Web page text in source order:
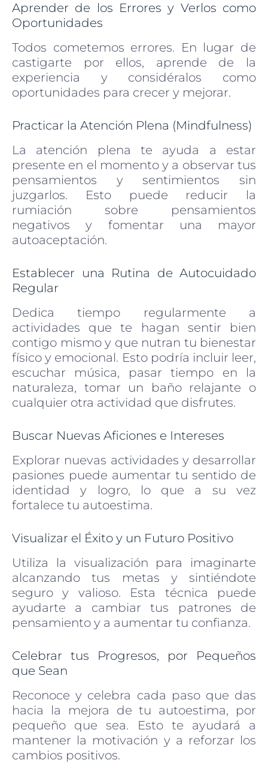
Aprender de los Errores y Verlos como
Oportunidades
Todos cometemos errores. En lugar de
castigarte por ellos, aprende de la
experiencia y considéralos como
oportunidades para crecer y mejorar.
Practicar la Atención Plena (Mindfulness)
La atención plena te ayuda a estar
presente en el momento y a observar tus
pensamientos y sentimientos sin
juzgarlos. Esto puede reducir la
rumiación sobre pensamientos
negativos y fomentar una mayor
autoaceptación.
Establecer una Rutina de Autocuidado
Regular
Dedica tiempo regularmente a
actividades que te hagan sentir bien
contigo mismo y que nutran tu bienestar
físico y emocional. Esto podría incluir leer,
escuchar música, pasar tiempo en la
naturaleza, tomar un baño relajante o
cualquier otra actividad que disfrutes.
Buscar Nuevas Aficiones e Intereses
Explorar nuevas actividades y desarrollar
pasiones puede aumentar tu sentido de
identidad y logro, lo que a su vez
fortalece tu autoestima.
Visualizar el Éxito y un Futuro Positivo
Utiliza la visualización para imaginarte
alcanzando tus metas y sintiéndote
seguro y valioso. Esta técnica puede
ayudarte a cambiar tus patrones de
pensamiento y a aumentar tu confianza.
Celebrar tus Progresos, por Pequeños
que Sean
Reconoce y celebra cada paso que das
hacia la mejora de tu autoestima, por
pequeño que sea. Esto te ayudará a
mantener la motivación y a reforzar los
cambios positivos.